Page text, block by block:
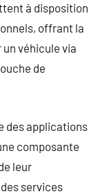
à disposition
offrant la
véhicule via
de
des applications
composante
leur
services